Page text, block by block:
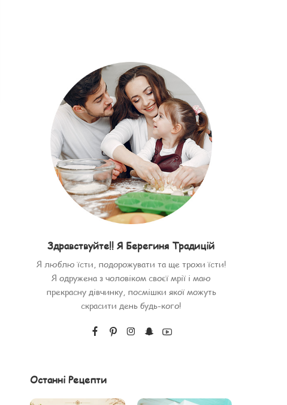
Здравствуйте!! Я Берегиня Традицій
Я люблю їсти, подорожувати та ще трохи їсти!
Я одружена з чоловіком своєї мрії і маю
прекрасну дівчинку, посмішки якої можуть
скрасити день будь-кого!
Останні Рецепти